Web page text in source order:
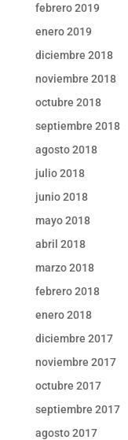
febrero 2019
enero 2019
diciembre 2018
noviembre 2018
octubre 2018
septiembre 2018
agosto 2018
julio 2018
junio 2018
mayo 2018
abril 2018
marzo 2018
febrero 2018
enero 2018
diciembre 2017
noviembre 2017
octubre 2017
septiembre 2017
agosto 2017